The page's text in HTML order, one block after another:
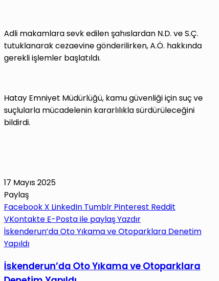
Adli makamlara sevk edilen şahıslardan N.D. ve S.Ç.
tutuklanarak cezaevine gönderilirken, A.Ö. hakkında
gerekli işlemler başlatıldı.
Hatay Emniyet Müdürlüğü, kamu güvenliği için suç ve
suçlularla mücadelenin kararlılıkla sürdürüleceğini
bildirdi.
17 Mayıs 2025
Paylaş
Facebook X LinkedIn Tumblr Pinterest Reddit
VKontakte E-Posta ile paylaşYazdır
İskenderun’da Oto Yıkama ve Otoparklara Denetim
Yapıldı
İskenderun’da Oto Yıkama ve Otoparklara